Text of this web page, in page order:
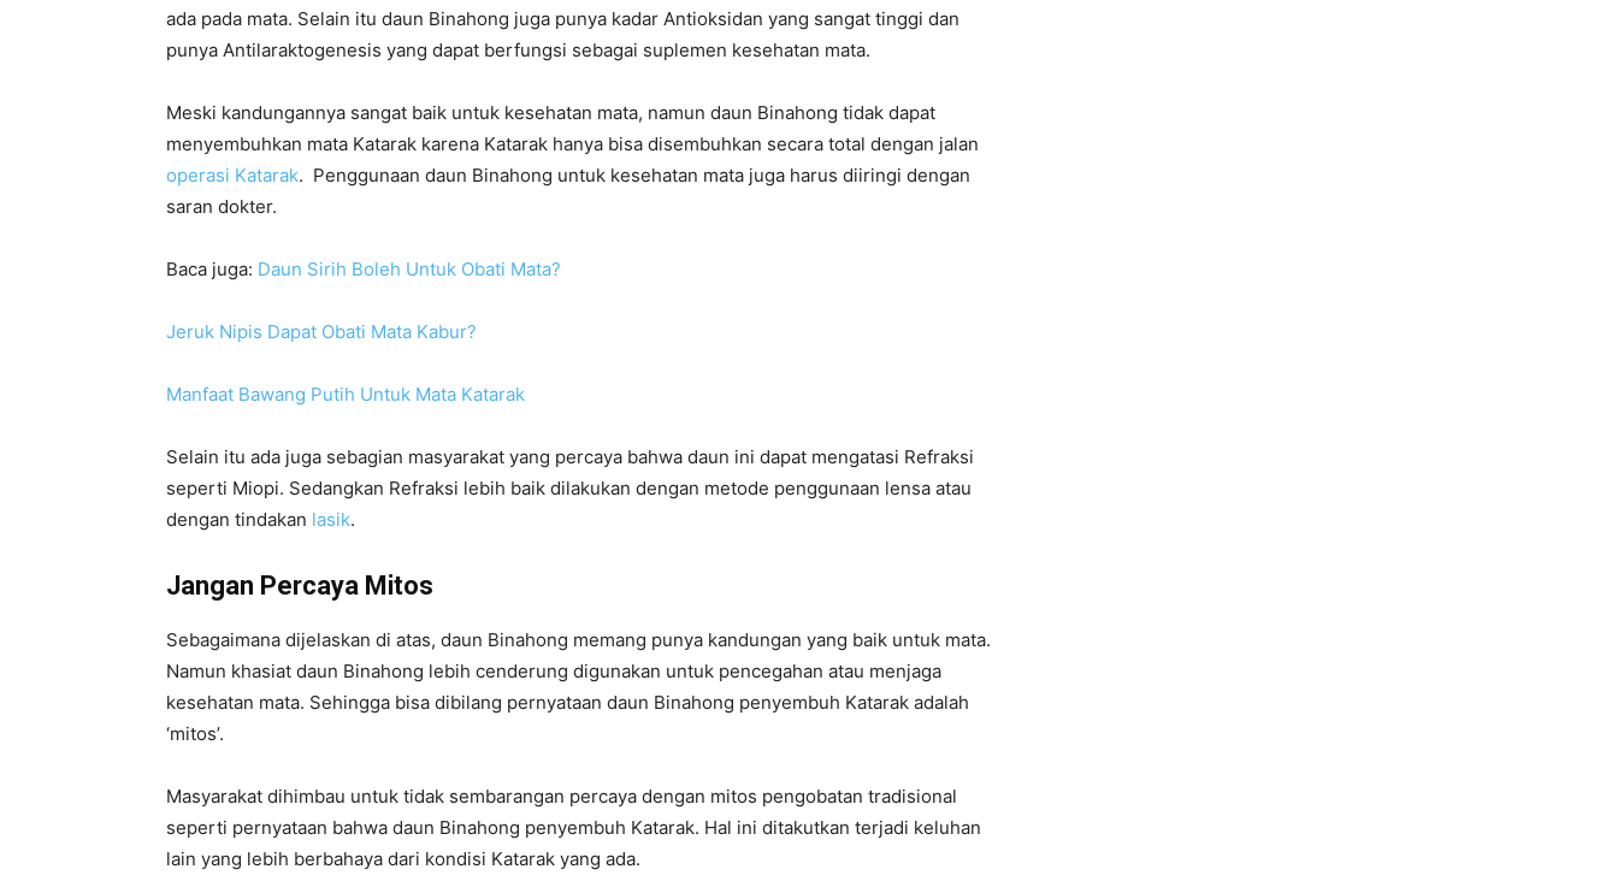
ada pada mata. Selain itu daun Binahong juga punya kadar Antioksidan yang sangat tinggi dan
punya Antilaraktogenesis yang dapat berfungsi sebagai suplemen kesehatan mata.
Meski kandungannya sangat baik untuk kesehatan mata, namun daun Binahong tidak dapat
menyembuhkan mata Katarak karena Katarak hanya bisa disembuhkan secara total dengan jalan
operasi Katarak. Penggunaan daun Binahong untuk kesehatan mata juga harus diiringi dengan
saran dokter.
Baca juga: Daun Sirih Boleh Untuk Obati Mata?
Jeruk Nipis Dapat Obati Mata Kabur?
Manfaat Bawang Putih Untuk Mata Katarak
Selain itu ada juga sebagian masyarakat yang percaya bahwa daun ini dapat mengatasi Refraksi
seperti Miopi. Sedangkan Refraksi lebih baik dilakukan dengan metode penggunaan lensa atau
dengan tindakan lasik.
Jangan Percaya Mitos
Sebagaimana dijelaskan di atas, daun Binahong memang punya kandungan yang baik untuk mata.
Namun khasiat daun Binahong lebih cenderung digunakan untuk pencegahan atau menjaga
kesehatan mata. Sehingga bisa dibilang pernyataan daun Binahong penyembuh Katarak adalah
‘mitos’.
Masyarakat dihimbau untuk tidak sembarangan percaya dengan mitos pengobatan tradisional
seperti pernyataan bahwa daun Binahong penyembuh Katarak. Hal ini ditakutkan terjadi keluhan
lain yang lebih berbahaya dari kondisi Katarak yang ada.